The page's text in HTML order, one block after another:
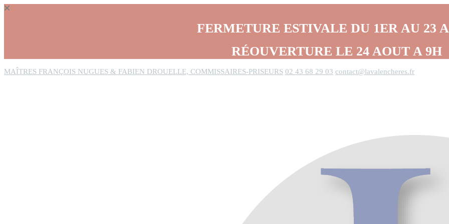
FERMETURE ESTIVALE DU 1ER AU 23
RÉOUVERTURE LE 24 AOUT A 9H
MAÎTRES FRANÇOIS NUGUES & FABIEN DROUELLE, COMMISSAIRES-PRISEURS 02 43 68 29 03 contact@lavalencheres.fr
Panneau de gestion des cookies